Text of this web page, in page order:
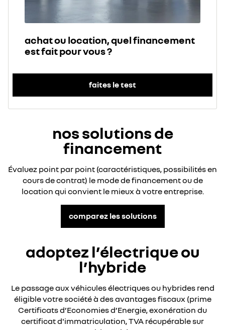
achat ou location, quel financement
est fait pour vous ?
faites le test
nos solutions de
financement
Évaluez point par point (caractéristiques, possibilités en
cours de contrat) le mode de financement ou de
location qui convient le mieux à votre entreprise.
comparez les solutions
adoptez l’électrique ou
l’hybride
Le passage aux véhicules électriques ou hybrides rend
éligible votre société à des avantages fiscaux (prime
Certificats d’Economies d’Energie, exonération du
certificat d'immatriculation, TVA récupérable sur